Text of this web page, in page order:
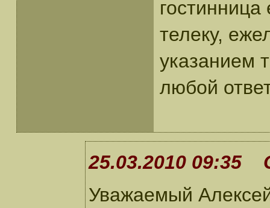
телеку,
указанием
любой
25.03.2010 09:35
Уважаемый